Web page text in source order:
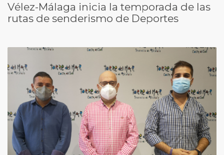
Vélez-Málaga inicia la temporada de las
rutas de senderismo de Deportes